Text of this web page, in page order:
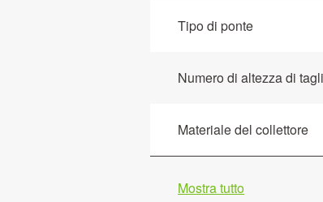
Tipo di ponte
Numero di altezza di
Materiale del collettore
Mostra tutto